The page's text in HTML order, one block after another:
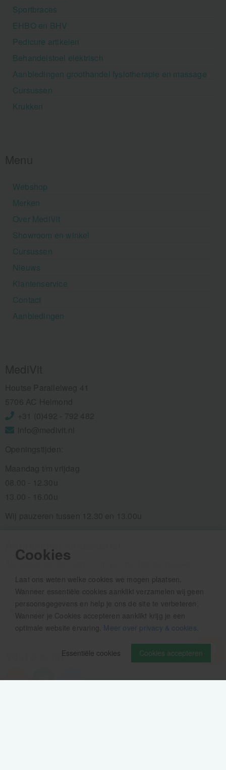
Cookies
Laat ons weten welke cookies we mogen plaatsen.
Wanneer essentiële cookies aanklikt verzamelen wij geen
persoonsgegevens en help je ons de site te verbeteren.
Wanneer je Cookies accepteren aanklikt krijg je een
optimale website ervaring. Meer over privacy & cookies
Cookies accepteren
Essentiële cookies
Sportbraces
EHBO en BHV
Pedicure artikelen
Behandelstoel elektrisch
Aanbiedingen groothandel fysiotherapie en massage
Cursussen
Krukken
Webshop
Merken
Over MediVit
Showroom en winkel
Cursussen
Nieuws
Klantenservice
Contact
Aanbiedingen
Aanmelden nieuwsbrief
Als eerste op de hoogte zijn van het laatste nieuws:
Volg ons op